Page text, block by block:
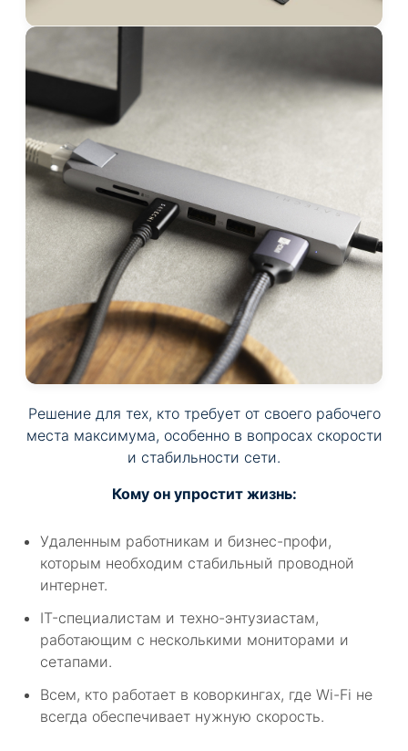
Решение для тех, кто требует от своего рабочего
места максимума, особенно в вопросах скорости
и стабильности сети.
Кому он упростит жизнь:
Удаленным работникам и бизнес-профи,
которым необходим стабильный проводной
интернет.
IT-специалистам и техно-энтузиастам,
работающим с несколькими мониторами и
сетапами.
Всем, кто работает в коворкингах, где Wi-Fi не
всегда обеспечивает нужную скорость.